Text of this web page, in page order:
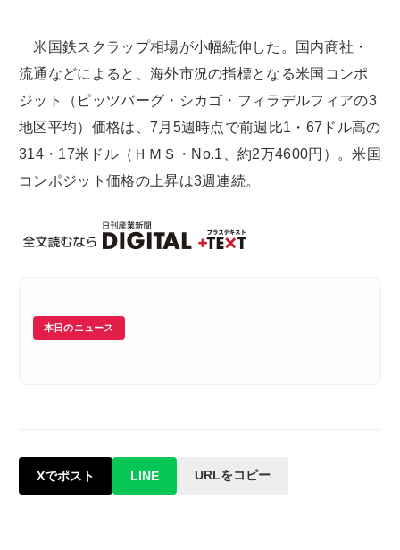
米国鉄スクラップ相場が小幅続伸した。国内商社・
流通などによると、海外市況の指標となる米国コンポ
ジット（ピッツバーグ・シカゴ・フィラデルフィアの3
地区平均）価格は、7月5週時点で前週比1・67ドル高の
314・17米ドル（ＨＭＳ・No.1、約2万4600円）。米国
コンポジット価格の上昇は3週連続。
本日のニュース
Xでポスト LINE URLをコピー